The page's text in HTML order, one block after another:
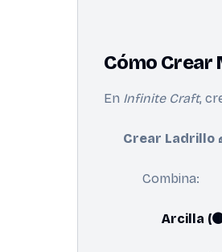
Cómo
En Infinite Craft,
Crear Ladrillo
Combina:
Arcilla